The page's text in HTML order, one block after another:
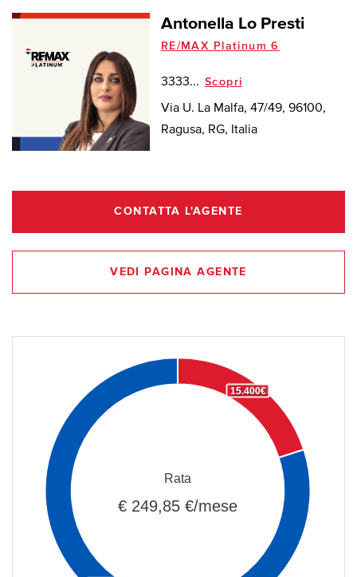
Antonella Lo Presti
RE/MAX Platinum 6
3333... Scopri
Via U. La Malfa, 47/49, 96100,
Ragusa, RG, Italia
CONTATTA L'AGENTE
VEDI PAGINA AGENTE
15.400€
Rata
€ 249,85 €/mese